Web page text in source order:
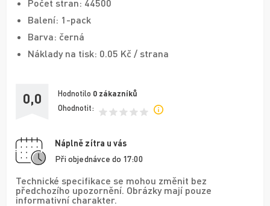
Počet stran: 44500
Balení: 1-pack
Barva: černá
Náklady na tisk: 0.05 Kč / strana
0,0 Hodnotilo 0 zákazníků
Ohodnotit:
Náplně zítra u vás
Při objednávce do 17:00
Technické specifikace se mohou změnit bez
předchozího upozornění. Obrázky mají pouze
informativní charakter.